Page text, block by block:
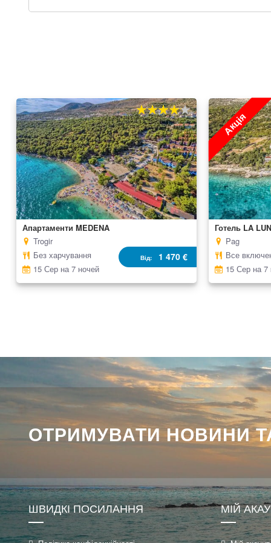
80%
% of100
Апартаменти MEDENA
Від 1 470 €
Trogir
Без харчування
15 Сер на 7 ночей
Готель LA
Акція
Pag
Все
15 Сер на 7
ОТРИМУВАТИ НОВИНИ
ШВИДКІ ПОСИЛАННЯ МІЙ